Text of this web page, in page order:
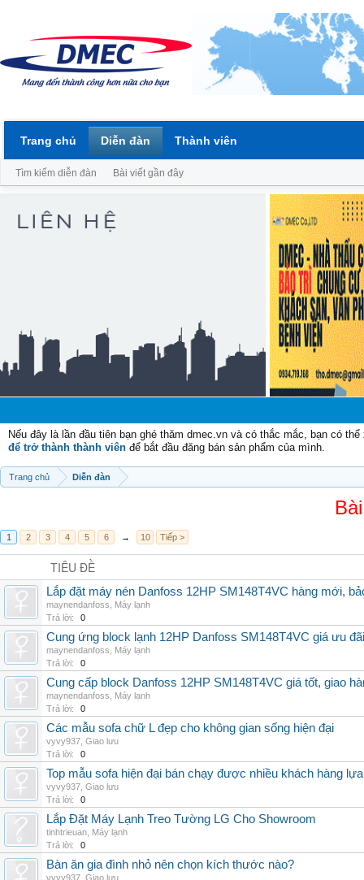
Nếu đây là lần đầu tiên bạn ghé thăm dmec.vn và có thắc mắc, bạn có
để trở thành thành viên để bắt đầu đăng bán sản phẩm của mình.
Trang chủ Diễn đàn
1 2 3 4 5 6 → 10 Tiếp >
TIÊU ĐỀ
Lắp đặt máy nén Danfoss 12HP SM148T4VC hàng mới,
maynendanfoss
Máy lạnh
Trả lời:
0
Cung ứng block lạnh 12HP Danfoss SM148T4VC giá ưu
maynendanfoss
Máy lạnh
Trả lời:
0
Cung cấp block Danfoss 12HP SM148T4VC giá tốt, giao
maynendanfoss
Máy lạnh
Trả lời:
0
Các mẫu sofa chữ L đẹp cho không gian sống hiện đại
vyvy937 Giao lưu
Trả lời:
0
Top mẫu sofa hiện đại bán chạy được nhiều khách hàng
vyvy937 Giao lưu
Trả lời:
0
Lắp Đặt Máy Lạnh Treo Tường LG Cho Showroom
tinhtrieuan Máy lạnh
Trả lời:
0
Bàn ăn gia đình nhỏ nên chọn kích thước nào?
vyvy937 Giao lưu
Trang chủ Diễn đàn
Tìm kiếm diễn đàn Bài viết gần đây
Thành viên